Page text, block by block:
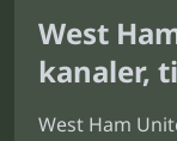
West
kanaler,
West Ham